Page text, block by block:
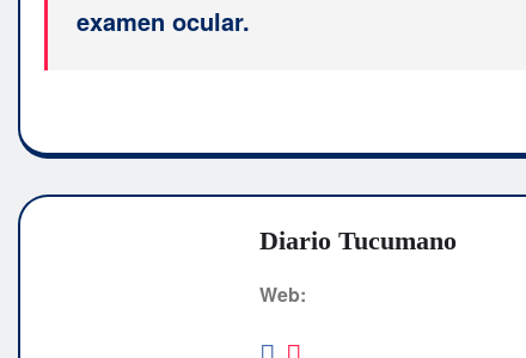
examen ocular.
Diario Tucumano
Web: